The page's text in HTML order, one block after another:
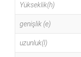
Yükseklik(h)
genişlik (e)
uzunluk(l)